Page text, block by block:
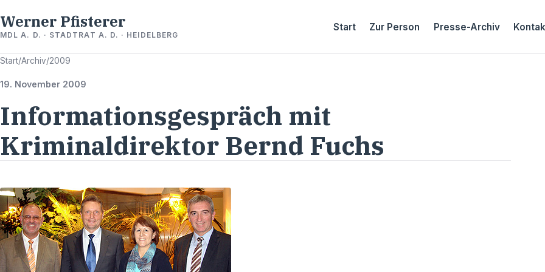
Werner Pfisterer
MDL A. D. · STADTRAT A. D. · HEIDELBERG
Start Zur Person Presse-Archiv
Start/Archiv/2009
19. November 2009
Informationsgespräch mit
Kriminaldirektor Bernd Fuchs